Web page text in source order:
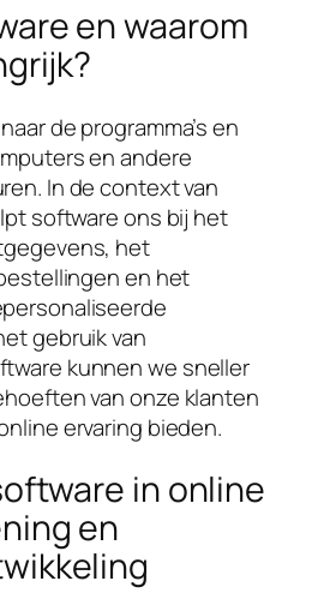
en waarom
de programma’s en
en andere
In de context van
software ons bij het
het
en het
gebruik van
kunnen we sneller
van onze klanten
ervaring bieden.
in online
en